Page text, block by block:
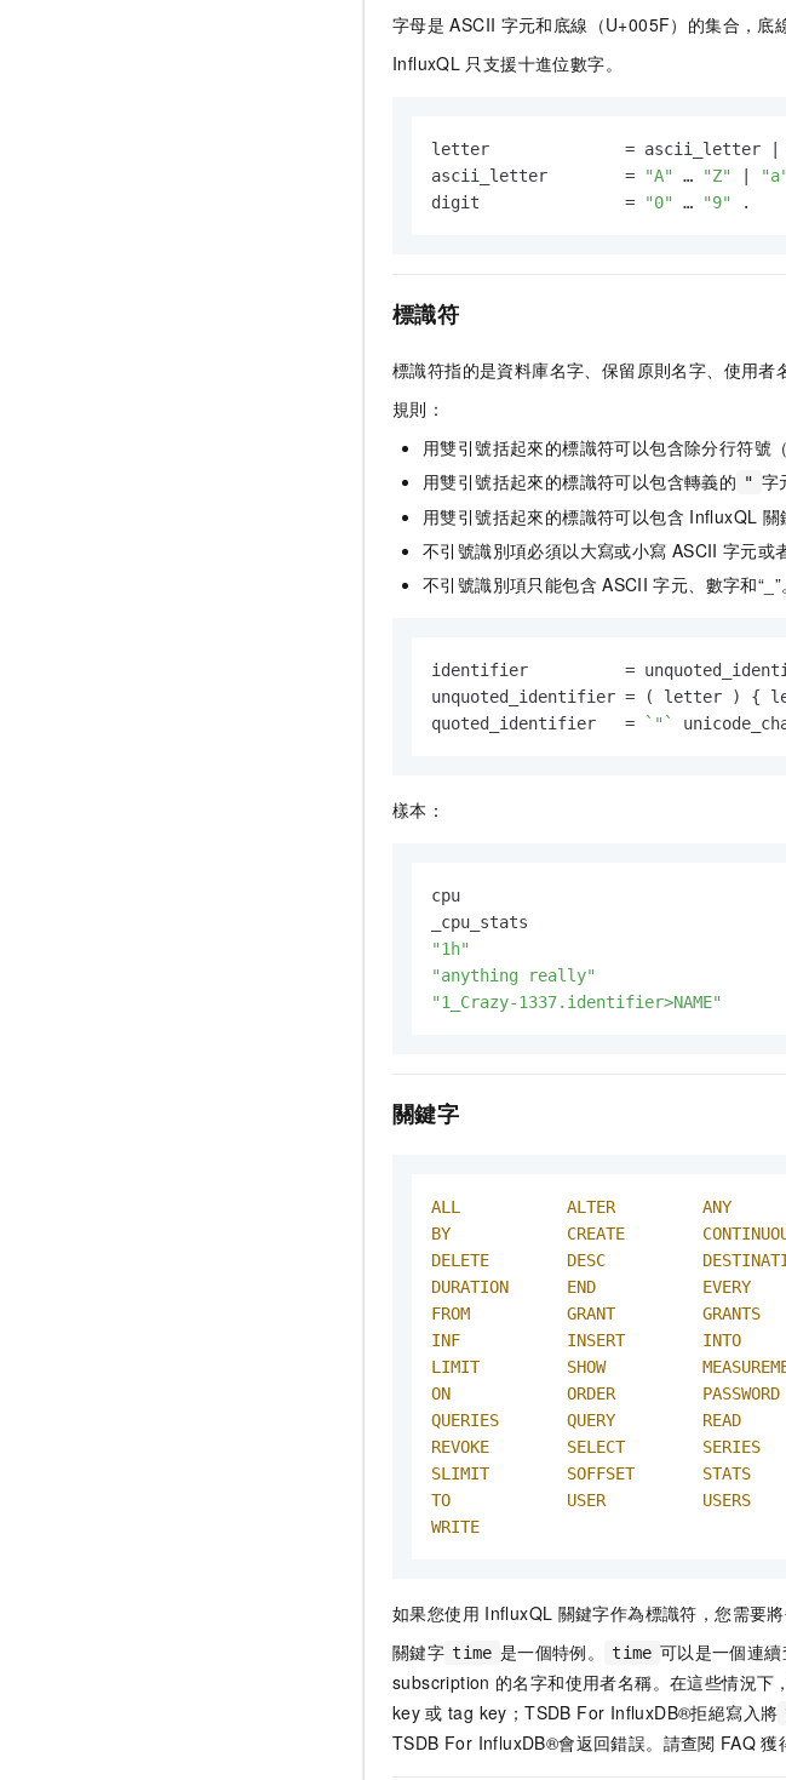
字母是 ASCII 字元和底線（U+005F）的集合，底
InfluxQL 只支援十進位數字。
letter              = ascii_letter |
ascii_letter        =
"A" … "Z" "a"
digit               =
"0" … "9" .
標識符
標識符指的是資料庫名字、保留原則名字、使用
規則：
用雙引號括起來的標識符可以包含除分行符號
用雙引號括起來的標識符可以包含轉義的 " 字
用雙引號括起來的標識符可以包含 InfluxQL 關
不引號識別項必須以大寫或小寫 ASCII 字元或
不引號識別項只能包含 ASCII 字元、數字和“_”。
identifier          =
unquoted_identifier = ( letter )
quoted_identifier   =
`"`
樣本：
cpu
"1h"
"anything really"
"1_Crazy-1337.identifier>NAME"
關鍵字
ALL ALTER ANY
BY
CREATE
DELETE
DESC
DURATION
END EVERY
FROM
GRANT GRANTS
INF
INSERT INTO
LIMIT
SHOW
ON
ORDER PASSWORD
QUERIES
QUERY READ
REVOKE
SELECT SERIES
SLIMIT
SOFFSET STATS
TO
USER USERS
WRITE
如果您使用 InfluxQL 關鍵字作為標識符，您需要
關鍵字 time 是一個特例。 time 可以是一個連
subscription 的名字和使用者名稱。在這些情況下
key 或 tag key；TSDB For InfluxDB®拒絕寫入將
TSDB For InfluxDB®會返回錯誤。請查閱 FAQ 獲